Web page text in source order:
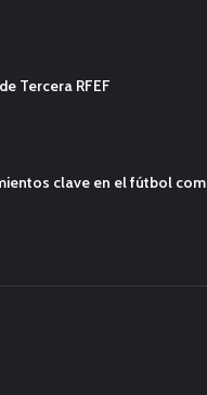
Tercera RFEF
clave en el fútbol